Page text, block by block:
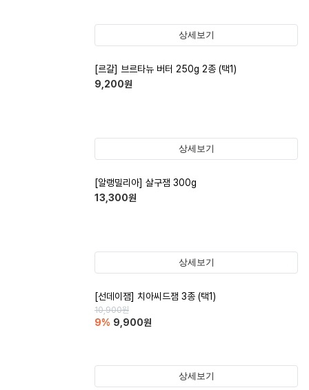
상세보기
[르갈] 브르타뉴 버터 250g 2종 (택1)
9,200원
상세보기
[알랭밀리아] 살구잼 300g
13,300원
상세보기
[선데이잼] 치아씨드잼 3종 (택1)
10,900원
9% 9,900원
상세보기